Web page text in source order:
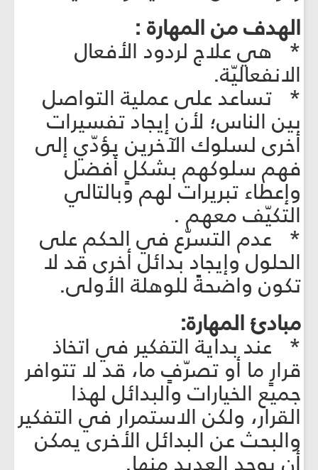
الهدف من المهارة :
* هي علاج لردود الأفعال
الانفعاليّة.
* تساعد على عملية التواصل
بين الناس؛ لأن إيجاد تفسيرات
أخرى لسلوك الآخرين يؤدّي إلى
فهم سلوكهم بشكلٍ أفضل
وإعطاء تبريرات لهم وبالتالي
التكيّف معهم .
* عدم التسرّع في الحكم على
الحلول وإيجاد بدائل أخرى قد لا
تكون واضحةً للوهلة الأولى.
مبادئ المهارة:
* عند بداية التفكير في اتخاذ
قرارٍ ما أو تصرّفٍ ما، قد لا تتوافر
جميع الخيارات والبدائل لهذا
القرار، ولكن الاستمرار في التفكير
والبحث عن البدائل الأخرى يمكن